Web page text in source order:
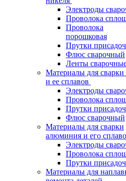
Электроды
Проволока
Проволока
порошковая
Прутки
Флюс сварочный
Ленты
Материалы для сварки
и ее сплавов
Электроды
Проволока
Прутки
Флюс сварочный
Материалы для сварки
алюминия и его
Электроды
Проволока
Прутки
Материалы для